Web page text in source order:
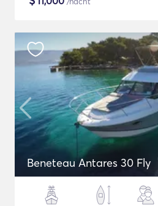
Beneteau Antares 30 Fly